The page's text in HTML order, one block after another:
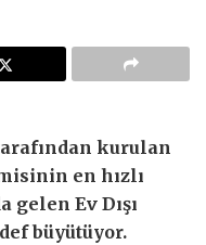
kurulan
en hızlı
Ev Dışı
büyütüyor.